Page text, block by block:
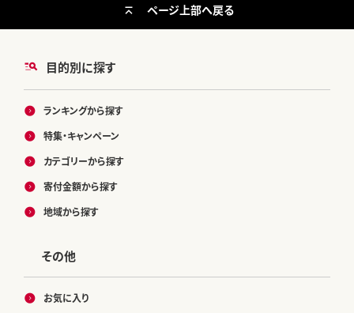
目的別に探す
ランキングから探す
特集・キャンペーン
カテゴリーから探す
寄付金額から探す
地域から探す
その他
お気に入り
ページ上部へ戻る